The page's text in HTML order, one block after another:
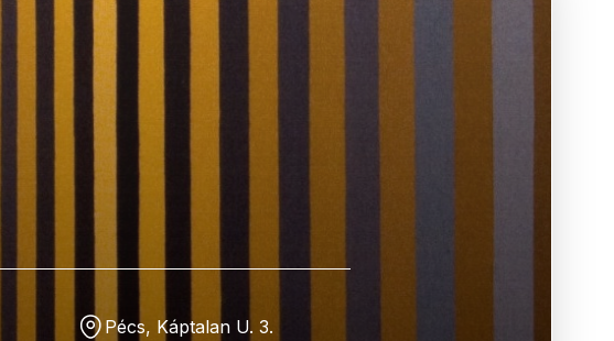
Pécs, Káptalan U. 3.